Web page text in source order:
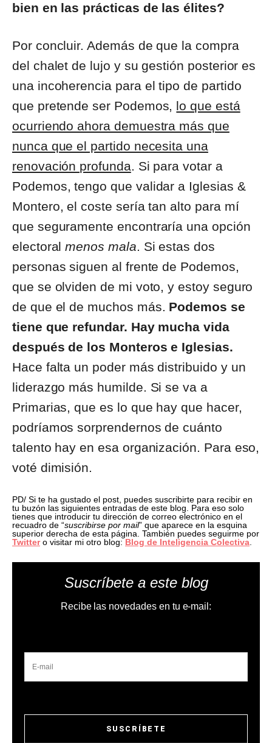
bien en las prácticas de las élites?
Por concluir. Además de que la compra
del chalet de lujo y su gestión posterior es
una incoherencia para el tipo de partido
que pretende ser Podemos, lo que está
ocurriendo ahora demuestra más que
nunca que el partido necesita una
renovación profunda. Si para votar a
Podemos, tengo que validar a Iglesias &
Montero, el coste sería tan alto para mí
que seguramente encontraría una opción
electoralmenos mala. Si estas dos
personas siguen al frente de Podemos,
que se olviden de mi voto, y estoy seguro
de que el de muchos más. Podemos se
tiene que refundar. Hay mucha vida
después de los Monteros e Iglesias.
Hace falta un poder más distribuido y un
liderazgo más humilde. Si se va a
Primarias, que es lo que hay que hacer,
podríamos sorprendernos de cuánto
talento hay en esa organización. Para eso,
voté dimisión.
PD/ Si te ha gustado el post, puedes suscribirte para recibir en
tu buzón las siguientes entradas de este blog. Para eso solo
tienes que introducir tu dirección de correo electrónico en el
recuadro de “suscribirse por mail” que aparece en la esquina
superior derecha de esta página. También puedes seguirme por
Twittero visitar mi otro blog: Blog de Inteligencia Colectiva.
Suscríbete a este blog
Recibe las novedades en tu e-mail: